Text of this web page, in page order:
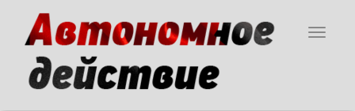
основному
содержанию
Toggle